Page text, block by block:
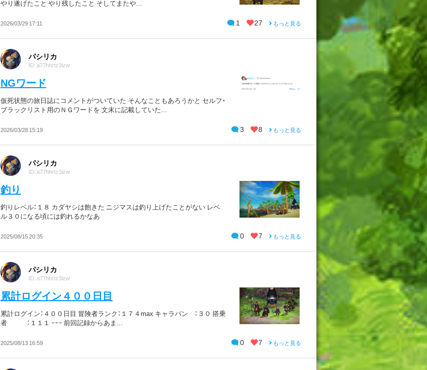
やり遂げたこと やり残したこと そしてまたや...
2026/03/29 17:11 1 27 もっと見る
パシリカ
ID: a77hhrtz3izw
NGワード
仮死状態の旅日誌にコメントがついていた そんなこともあろうかと セルフ・
ブラックリスト用のＮＧワードを 文末に記載していた...
2026/03/28 15:19 3 8 もっと見る
パシリカ
ID: a77hhrtz3izw
釣り
釣りレベル：１８ カダヤシは飽きた ニジマスは釣り上げたことがない レベ
ル３０になる頃には釣れるかなあ
2025/08/15 20:35 0 7 もっと見る
パシリカ
ID: a77hhrtz3izw
累計ログイン４００日目
累計ログイン：４００日目 冒険者ランク：１７４max キャラバン ：３０ 搭乗
者 ：１１１ ｰｰｰ 前回記録からあま...
2025/08/13 16:59 0 7 もっと見る